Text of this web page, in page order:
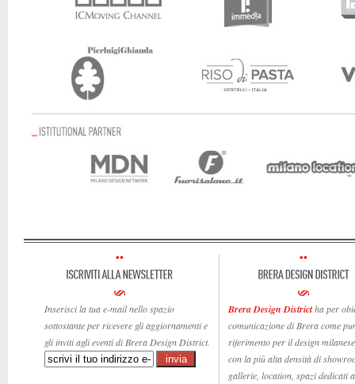
Inserisci la tua e-mail nello spazio
sottostante per ricevere gli aggiornamenti e
gli inviti agli eventi di Brera Design District.
Brera Design Districtha per
comunicazione di Brera come
riferimento per il design
con la più alta densità di
gallerie, location, spazi dedicati